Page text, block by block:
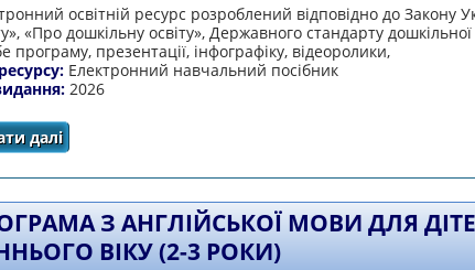
освітній ресурс розроблений відповідно до Закону
«Про дошкільну освіту», Державного стандарту
програму, презентації, інфографіку, відеоролики,
Електронний навчальний посібник
2026
даліпро «Little Steps to English»
З AНГЛIЙCЬКOЇ МOВИ ДЛЯ
ВIКУ (2-3 POКИ)